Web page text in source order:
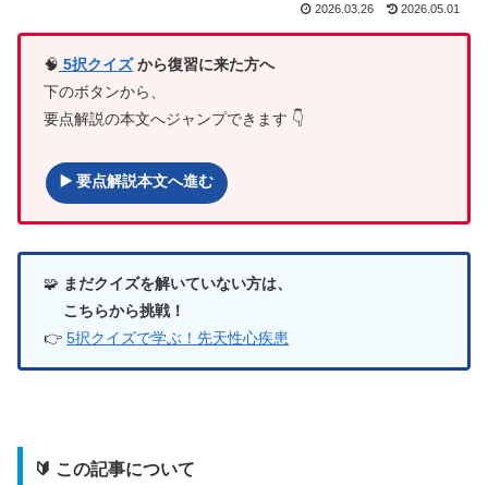
2026.03.26 2026.05.01
🧠 5択クイズ から復習に来た方へ
下のボタンから、
要点解説の本文へジャンプできます 👇
▶️ 要点解説本文へ進む
🧩 まだクイズを解いていない方は、
こちらから挑戦！
👉 5択クイズで学ぶ！先天性心疾患
🔰 この記事について